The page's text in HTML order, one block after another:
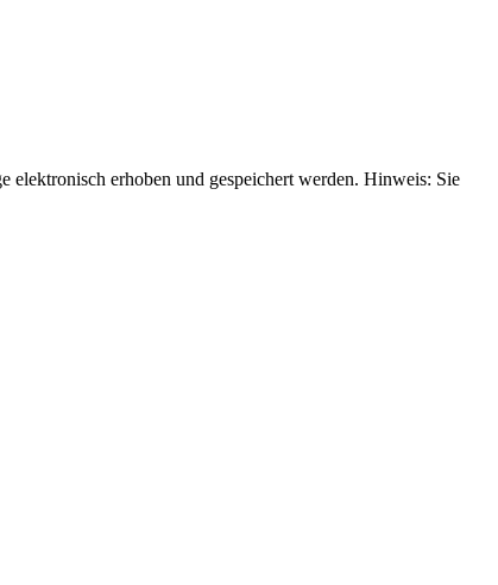
elektronisch erhoben und gespeichert werden. Hinweis: Sie